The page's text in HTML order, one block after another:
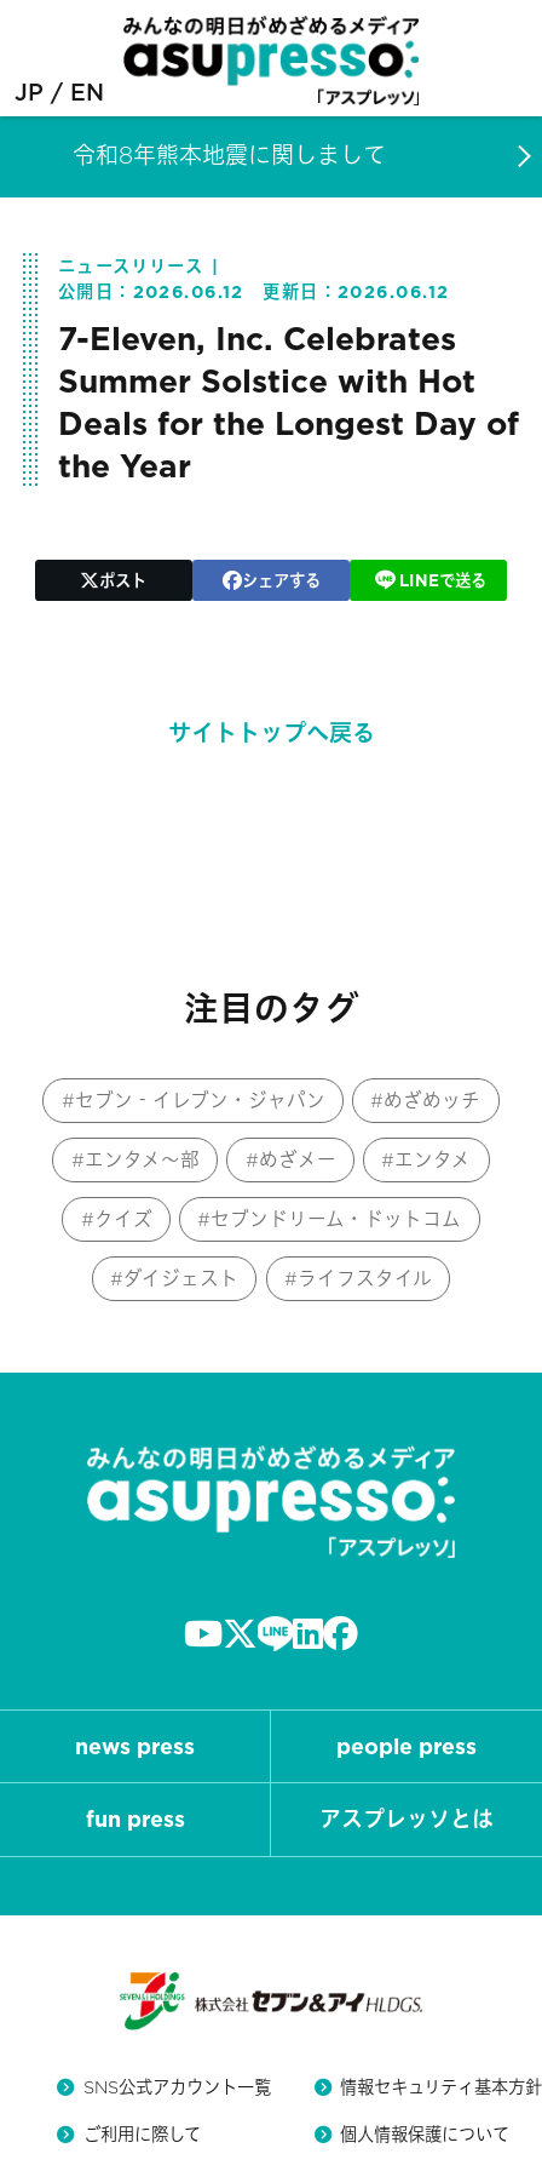
JP EN
令和8年熊本地震に関しまして
ニュースリリース
公開日： 2026.06.12 更新日：2026.06.12
7-Eleven, Inc. Celebrates
Summer Solstice with Hot
Deals for the Longest Day of
the Year
ポスト シェアする LINEで送る
サイトトップへ戻る
注目のタグ
セブン‐イレブン・ジャパン めざめッチ
エンタメ～部 めざメー エンタメ
クイズ セブンドリーム・ドットコム
ダイジェスト ライフスタイル
news press people press
fun press アスプレッソとは
SNS公式アカウント一覧 情報セキュリティ基本方針
ご利用に際して 個人情報保護について